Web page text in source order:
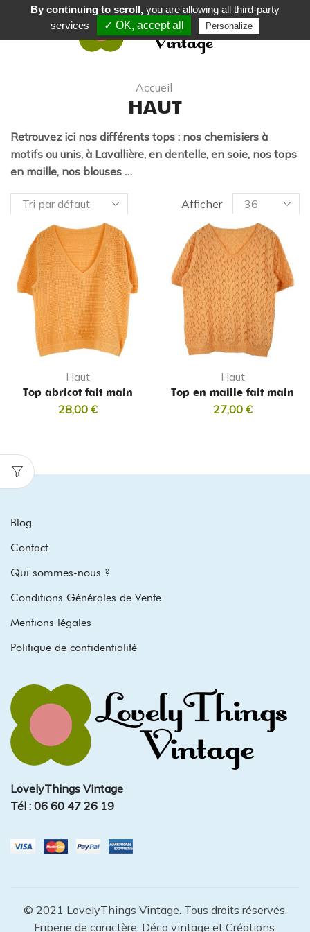
Accueil
HAUT
Retrouvez ici nos différents tops : nos chemisiers à
motifs ou unis, à Lavallière, en dentelle, en soie, nos tops
en maille, nos blouses …
Afficher
Haut
Top abricot fait main
28,00 €
Haut
Top en maille fait main
27,00 €
Blog
Contact
Qui sommes-nous ?
Conditions Générales de Vente
Mentions légales
Politique de confidentialité
LovelyThings Vintage
Tél : 06 60 47 26 19
© 2021 LovelyThings Vintage. Tous droits réservés.
Friperie de caractère, Déco vintage et Créations.
By continuing to scroll,you are allowing all third-party
services
✓ OK, accept all Personalize